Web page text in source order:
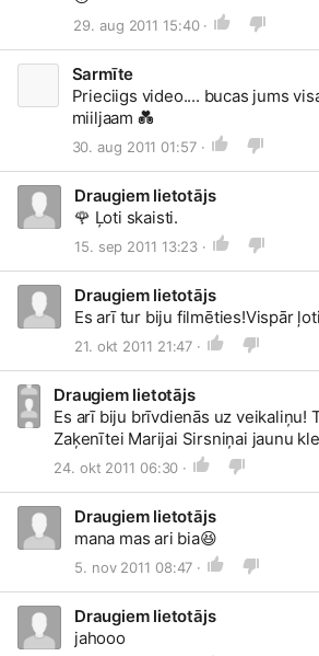
29. aug 2011 15:40 ·
Sarmīte
Prieciigs video.... bucas jums
miiljaam 💑
30. aug 2011 01:57 ·
Draugiem lietotājs
🌹 Ļoti skaisti.
15. sep 2011 13:23 ·
Draugiem lietotājs
Es arī tur biju filmēties!Vispār
21. okt 2011 21:47 ·
Draugiem lietotājs
Es arī biju brīvdienās uz veikaliņu!
Zaķenītei Marijai Sirsniņai jaunu
24. okt 2011 06:30 ·
Draugiem lietotājs
mana mas ari bia😆
5. nov 2011 08:47 ·
Draugiem lietotājs
jahooo